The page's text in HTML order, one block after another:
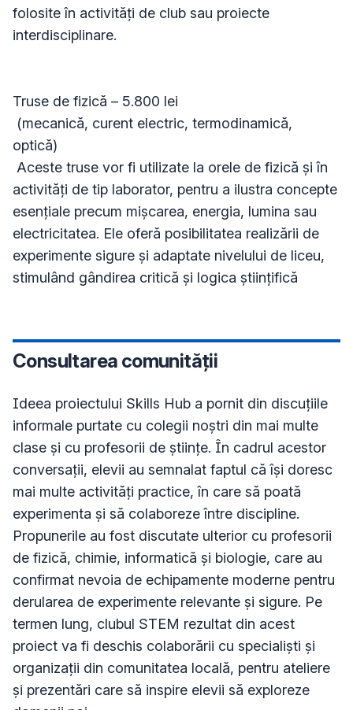
folosite în activități de club sau proiecte
interdisciplinare.
Truse de fizică – 5.800 lei
optică)
activități de tip laborator, pentru a ilustra concepte
esențiale precum mișcarea, energia, lumina sau
electricitatea. Ele oferă posibilitatea realizării de
experimente sigure și adaptate nivelului de liceu,
stimulând gândirea critică și logica științifică
Consultarea comunității
Ideea proiectului Skills Hub a pornit din discuțiile
informale purtate cu colegii noștri din mai multe
clase și cu profesorii de științe. În cadrul acestor
conversații, elevii au semnalat faptul că își doresc
mai multe activități practice, în care să poată
experimenta și să colaboreze între discipline.
Propunerile au fost discutate ulterior cu profesorii
de fizică, chimie, informatică și biologie, care au
confirmat nevoia de echipamente moderne pentru
derularea de experimente relevante și sigure. Pe
termen lung, clubul STEM rezultat din acest
proiect va fi deschis colaborării cu specialiști și
organizații din comunitatea locală, pentru ateliere
și prezentări care să inspire elevii să exploreze